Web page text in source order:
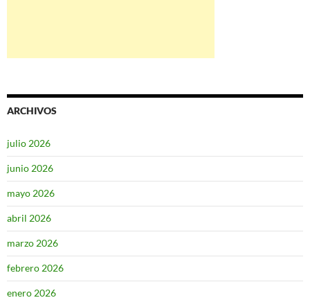
ARCHIVOS
julio 2026
junio 2026
mayo 2026
abril 2026
marzo 2026
febrero 2026
enero 2026